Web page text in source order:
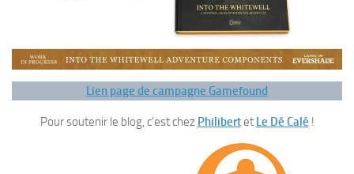
Lien page de campagne Gamefound
Pour soutenir le blog, c’est chez Philibertet Le Dé Calé !